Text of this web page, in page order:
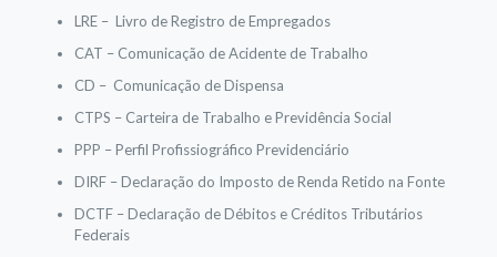
LRE – Livro de Registro de Empregados
CAT – Comunicação de Acidente de Trabalho
CD – Comunicação de Dispensa
CTPS – Carteira de Trabalho e Previdência Social
PPP – Perfil Profissiográfico Previdenciário
DIRF – Declaração do Imposto de Renda Retido na Fonte
DCTF – Declaração de Débitos e Créditos Tributários
Federais